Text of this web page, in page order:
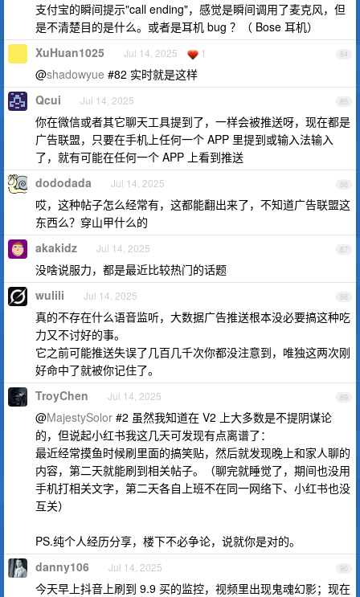
支付宝的瞬间提示"call ending"，感觉是瞬间调用了麦克风，但
是不清楚目的是什么。或者是耳机 bug ？（ Bose 耳机）
84
XuHuan1025 Jul 14, 2025 1
@shadowyue #82 实时就是这样
85
Qcui Jul 14, 2025
你在微信或者其它聊天工具提到了，一样会被推送呀，现在都是
广告联盟，只要在手机上任何一个 APP 里提到或输入法输入
了，就有可能在任何一个 APP 上看到推送
86
dododada Jul 14, 2025
哎，这种帖子怎么经常有，这都能翻出来了，不知道广告联盟这
东西么？穿山甲什么的
87
akakidz Jul 14, 2025
没啥说服力，都是最近比较热门的话题
88
wulili Jul 14, 2025
真的不存在什么语音监听，大数据广告推送根本没必要搞这种吃
力又不讨好的事。
它之前可能推送失误了几百几千次你都没注意到，唯独这两次刚
好命中了就被你记住了。
89
TroyChen Jul 14, 2025
@MajestySolor #2 虽然我知道在 V2 上大多数是不提阴谋论
的，但说起小红书我这几天可发现有点离谱了：
最近经常摸鱼时候刷里面的搞笑贴，然后就发现晚上和家人聊的
内容，第二天就能刷到相关帖子。（聊完就睡觉了，期间也没用
手机打相关文字，第二天各自上班不在同一网络下、小红书也没
互关）
PS.纯个人经历分享，楼下不必争论，说就你是对的。
90
danny106 Jul 14, 2025
今天早上抖音上刷到 9.9 买的监控，视频里出现鬼魂幻影；现在